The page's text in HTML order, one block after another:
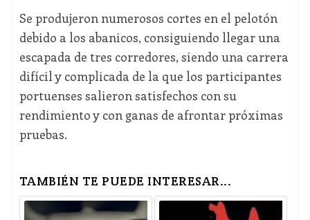
Se produjeron numerosos cortes en el pelotón
debido a los abanicos, consiguiendo llegar una
escapada de tres corredores, siendo una carrera
difícil y complicada de la que los participantes
portuenses salieron satisfechos con su
rendimiento y con ganas de afrontar próximas
pruebas.
TAMBIÉN TE PUEDE INTERESAR...